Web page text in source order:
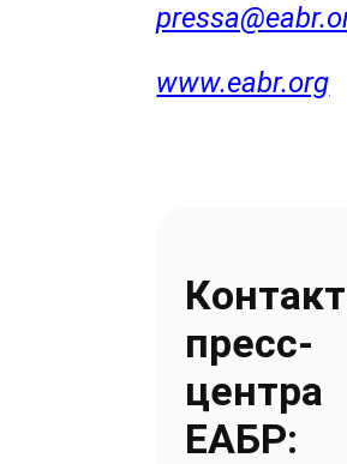
www.eabr.org
пресс-
центра
ЕАБР: